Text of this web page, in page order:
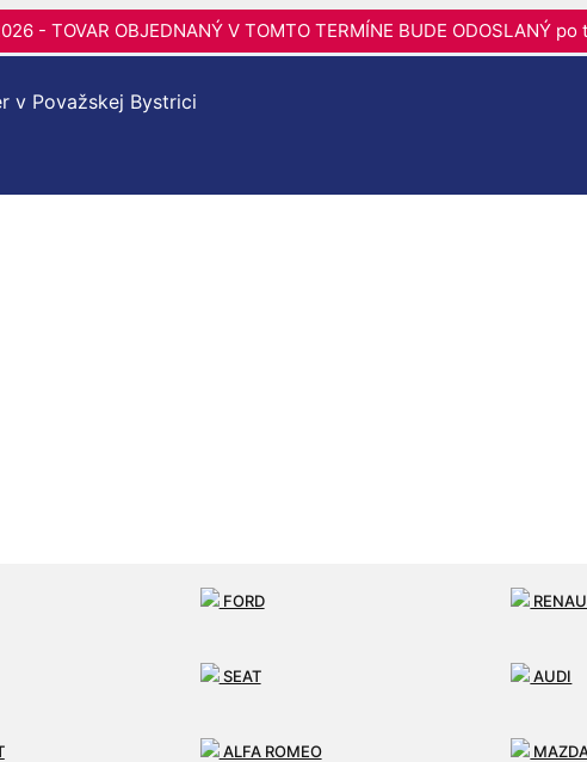
- TOVAR OBJEDNANÝ V TOMTO TERMÍNE BUDE ODOSLANÝ
v Považskej Bystrici
FORD
SEAT AUDI
ALFA ROMEO